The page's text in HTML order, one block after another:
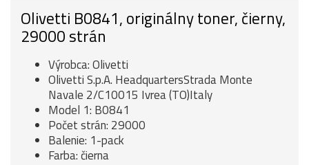
Olivetti B0841, originálny toner, čierny,
29000 strán
Výrobca: Olivetti
Olivetti S.p.A. HeadquartersStrada Monte
Navale 2/C10015 Ivrea (TO)Italy
Model 1: B0841
Počet strán: 29000
Balenie: 1-pack
Farba: čierna